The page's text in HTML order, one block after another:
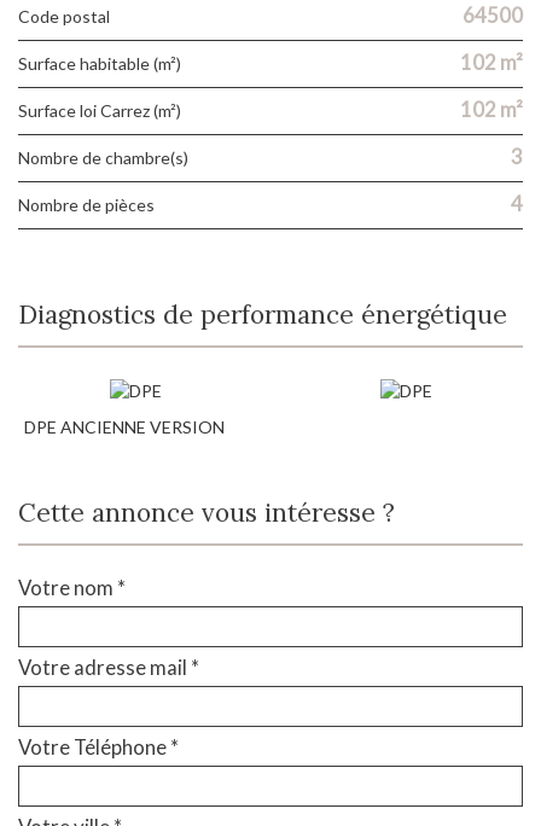
Code postal 64500
Surface habitable (m²) 102 m²
Surface loi Carrez (m²) 102 m²
Nombre de chambre(s) 3
Nombre de pièces 4
Diagnostics de performance énergétique
DPE ANCIENNE VERSION
Cette annonce vous intéresse ?
Votre nom *
Votre adresse mail *
Votre Téléphone *